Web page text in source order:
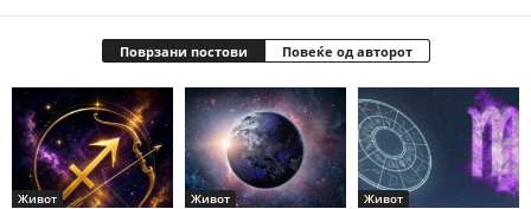
Поврзани постови Повеќе од авторот
Живот Живот Живот